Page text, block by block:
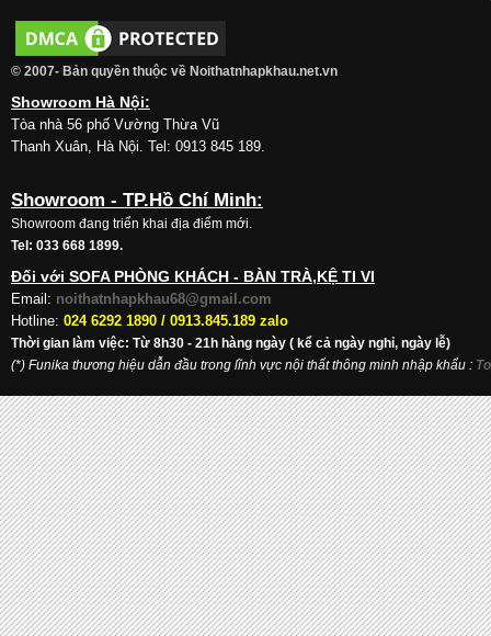
© 2007- Bản quyền thuộc về Noithatnhapkhau.net.vn
Showroom Hà Nội:
Tòa nhà 56 phố Vường Thừa Vũ
Thanh Xuân, Hà Nội. Tel: 0913 845 189.
Showroom - TP.Hồ Chí Minh:
Showroom đang triển khai địa điểm mới.
Tel: 033 668 1899.
Đối với SOFA PHÒNG KHÁCH - BÀN TRÀ,KỆ TI VI
Email: noithatnhapkhau68@gmail.com
Hotline: 024 6292 1890 / 0913.845.189 zalo
Thời gian làm việc: Từ 8h30 - 21h hàng ngày ( kể cả ngày nghỉ, ngày lễ)
(*) Funika thương hiệu dẫn đầu trong lĩnh vực nội thất thông minh nhập khẩu :